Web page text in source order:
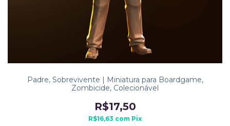
Padre, Sobrevivente | Miniatura para Boardgame,
Zombicide, Colecionável
R$17,50
R$16,63 com Pix